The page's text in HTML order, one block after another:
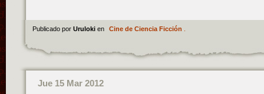
Publicado por Uruloki en Cine de Ciencia Ficción
Jue 15 Mar 2012